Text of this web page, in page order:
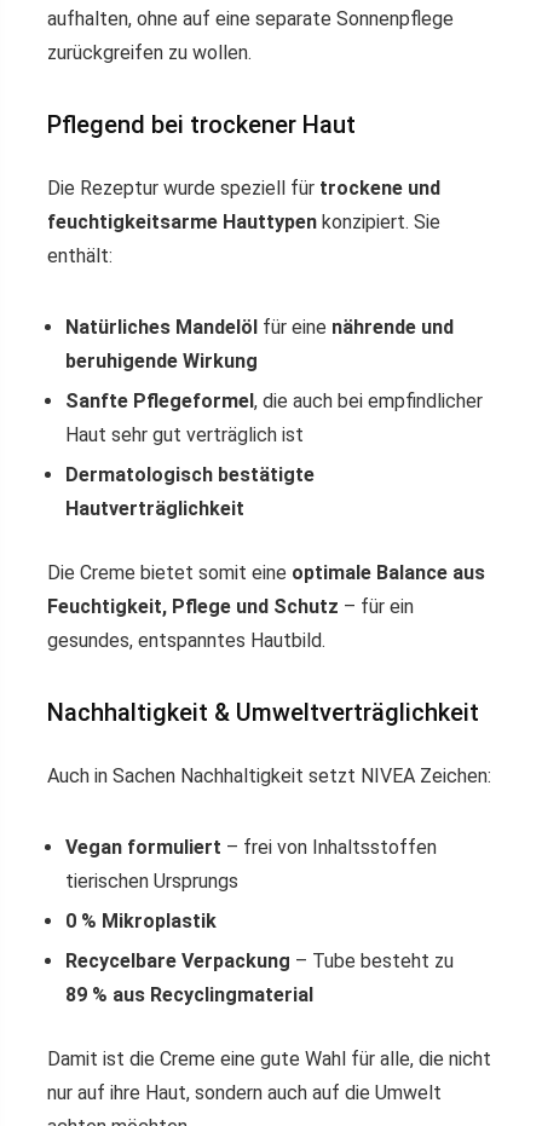
aufhalten, ohne auf eine separate Sonnenpflege
zurückgreifen zu wollen.
Pflegend bei trockener Haut
Die Rezeptur wurde speziell für trockene und
feuchtigkeitsarme Hauttypen konzipiert. Sie
enthält:
Natürliches Mandelöl für eine nährende und
beruhigende Wirkung
Sanfte Pflegeformel, die auch bei empfindlicher
Haut sehr gut verträglich ist
Dermatologisch bestätigte
Hautverträglichkeit
Die Creme bietet somit eine optimale Balance aus
Feuchtigkeit, Pflege und Schutz – für ein
gesundes, entspanntes Hautbild.
Nachhaltigkeit & Umweltverträglichkeit
Auch in Sachen Nachhaltigkeit setzt NIVEA Zeichen:
Vegan formuliert – frei von Inhaltsstoffen
tierischen Ursprungs
0 % Mikroplastik
Recycelbare Verpackung – Tube besteht zu
89 % aus Recyclingmaterial
Damit ist die Creme eine gute Wahl für alle, die nicht
nur auf ihre Haut, sondern auch auf die Umwelt